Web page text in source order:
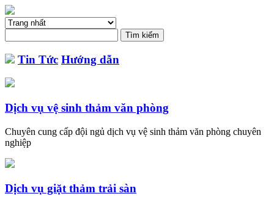
Tin Tức Hướng dẫn
Dịch vụ vệ sinh thảm văn phòng
Chuyên cung cấp đội ngủ dịch vụ vệ sinh thảm văn phòng chuyên
nghiệp
Dịch vụ giặt thảm trải sàn